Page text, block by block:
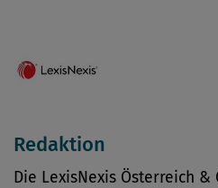
Redaktion
Die LexisNexis Österreich &